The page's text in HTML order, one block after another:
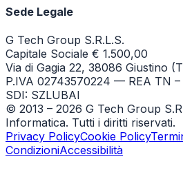
Sede Legale
G Tech Group S.R.L.S.
Capitale Sociale € 1.500,00
Via di Gagia 22, 38086 Giustino
P.IVA 02743570224 — REA TN
SDI: SZLUBAI
© 2013 – 2026 G Tech Group
Informatica. Tutti i diritti riservati.
Privacy PolicyCookie Policy
CondizioniAccessibilità